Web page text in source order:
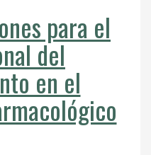
para el
del
en el